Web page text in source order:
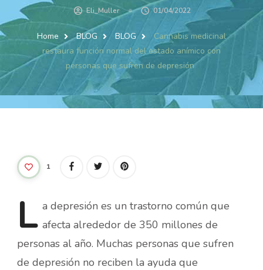
Eli_Muller 01/04/2022
Home BLOG BLOG
Cannabis medicinal
restaura función normal del estado anímico con
personas que sufren de depresión
1
L a depresión es un trastorno común que
afecta alrededor de 350 millones de
personas al año. Muchas personas que sufren
de depresión no reciben la ayuda que